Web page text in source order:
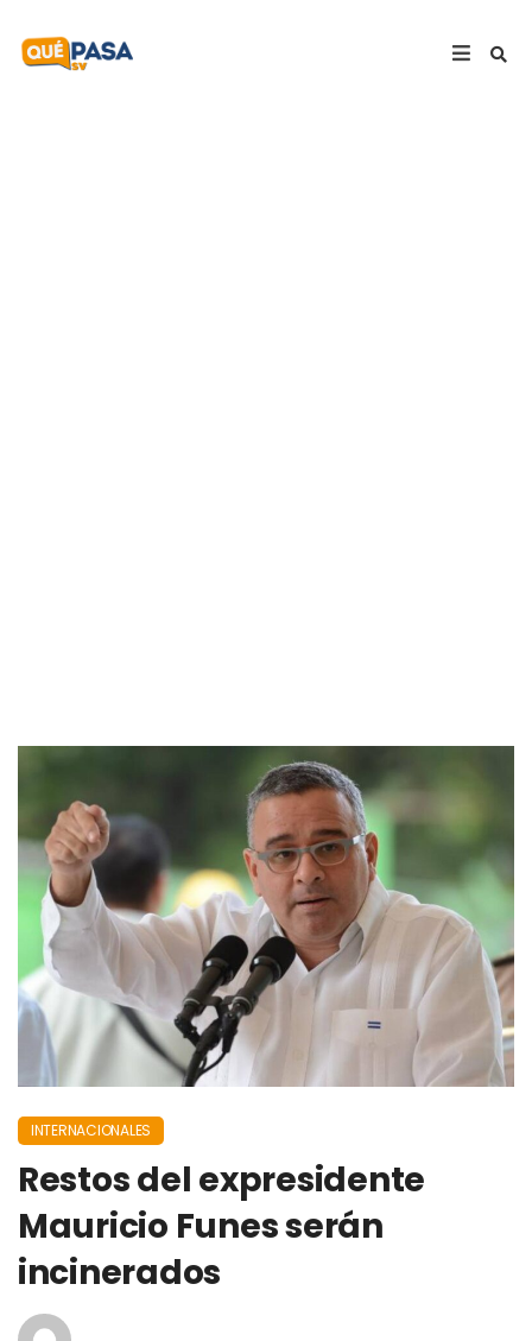
INTERNACIONALES
Restos del expresidente
Mauricio Funes serán
incinerados